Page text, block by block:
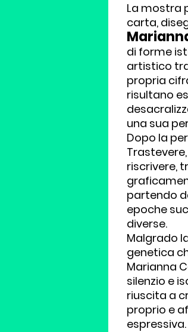
La mostra
carta,
di forme
artistico
propria
risultano
una sua
Dopo la
riscrivere,
partendo
epoche
diverse.
Malgrado
genetica
Marianna
silenzio e
riuscita a
proprio e
espressiva.